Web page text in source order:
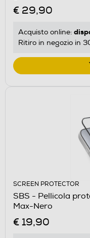
€ 29,90
Acquisto online:
Ritiro in negozio in
SCREEN PROTECTOR
SBS - Pellicola
Max-Nero
€ 19,90